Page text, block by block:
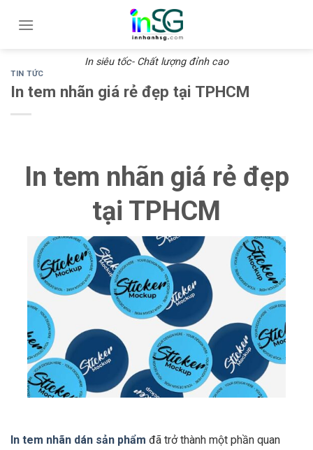
In siêu tốc- Chất lượng đỉnh cao
TIN TỨC
In tem nhãn giá rẻ đẹp tại TPHCM
In tem nhãn giá rẻ đẹp
tại TPHCM
In tem nhãn dán sản phẩm đã trở thành một phần quan